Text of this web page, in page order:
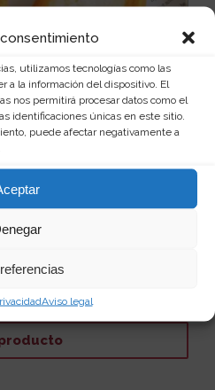
utilizamos tecnologías como las
a la información del dispositivo. El
nos permitirá procesar datos como el
identificaciones únicas en este sitio.
puede afectar negativamente a
Aviso legal
por casa diseño